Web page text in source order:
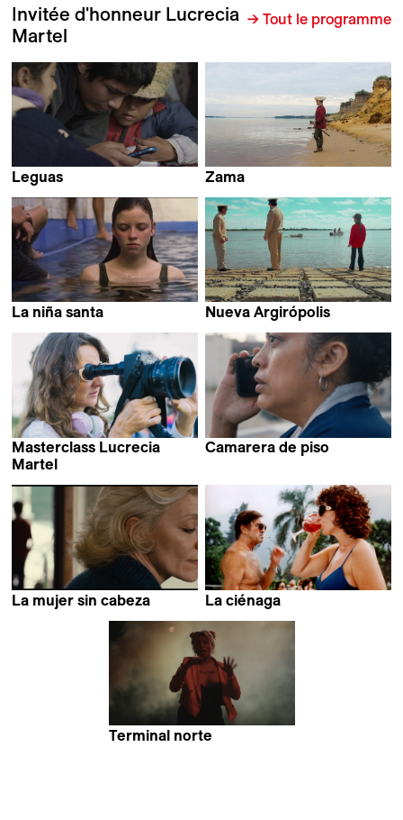
Invitée d'honneur Lucrecia
Martel
→ Tout le programme
Leguas
Zama
La niña santa
Nueva Argirópolis
Masterclass Lucrecia
Martel
Camarera de piso
La mujer sin cabeza
La ciénaga
Terminal norte